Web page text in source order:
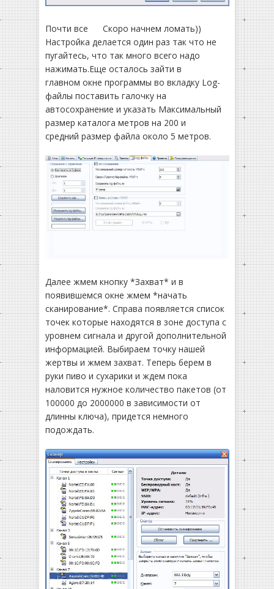
Почти все
Скоро начнем ломать))
Настройка делается один раз так что не
пугайтесь, что так много всего надо
нажимать.Еще осталось зайти в
главном окне программы во вкладку Log-
файлы поставить галочку на
автосохранение и указать Максимальный
размер каталога метров на 200 и
средний размер файла около 5 метров.
Далее жмем кнопку *Захват* и в
появившемся окне жмем *начать
сканирование*. Справа появляется список
точек которые находятся в зоне доступа с
уровнем сигнала и другой дополнительной
информацией. Выбираем точку нашей
жертвы и жмем захват. Теперь берем в
руки пиво и сухарики и ждем пока
наловится нужное количество пакетов (от
100000 до 2000000 в зависимости от
длинны ключа), придется немного
подождать.